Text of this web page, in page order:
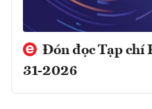
Đón đọc Tạp chí
31-2026